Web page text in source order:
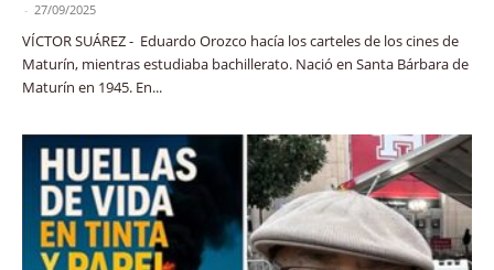
- 27/09/2025
VÍCTOR SUÁREZ - Eduardo Orozco hacía los carteles de los cines de
Maturín, mientras estudiaba bachillerato. Nació en Santa Bárbara de
Maturín en 1945. En...